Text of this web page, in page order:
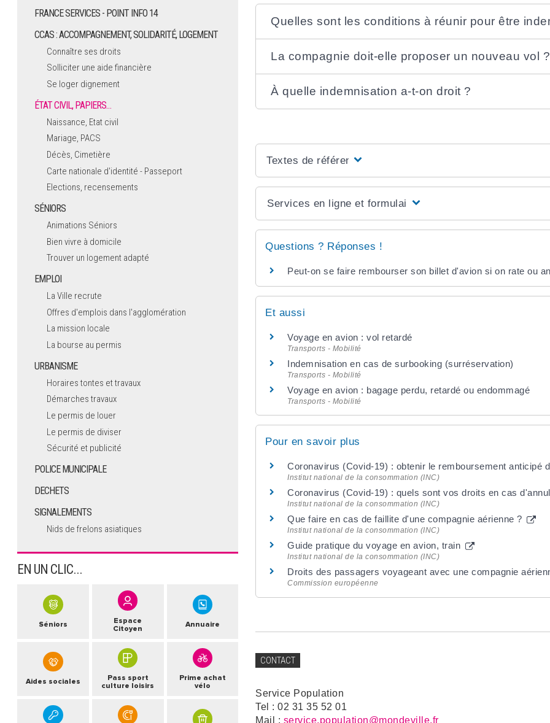
Quelles sont les conditions à réunir pour être
La compagnie doit-elle proposer un nouveau vol ?
À quelle indemnisation a-t-on droit ?
Textes de référence
Services en ligne et formulaires
Questions ? Réponses !
Peut-on se faire rembourser son billet d'avion si on rate ou
Et aussi
Voyage en avion : vol retardé
Transports - Mobilité
Indemnisation en cas de surbooking (surréservation)
Transports - Mobilité
Voyage en avion : bagage perdu, retardé ou endommagé
Transports - Mobilité
Pour en savoir plus
Coronavirus (Covid-19) : obtenir le remboursement anticipé
Institut national de la consommation (INC)
Coronavirus (Covid-19) : quels sont vos droits en cas
Institut national de la consommation (INC)
Que faire en cas de faillite d'une compagnie aérienne ?
Institut national de la consommation (INC)
Guide pratique du voyage en avion, train
Institut national de la consommation (INC)
Droits des passagers voyageant avec une compagnie
Commission européenne
CONTACT
Service Population
Tel : 02 31 35 52 01
Mail : service.population@mondeville.fr
FRANCE SERVICES - POINT INFO 14
CCAS : ACCOMPAGNEMENT, SOLIDARITÉ, LOGEMENT
Connaître ses droits
Solliciter une aide financière
Se loger dignement
ÉTAT CIVIL, PAPIERS…
Naissance, Etat civil
Mariage, PACS
Décès, Cimetière
Carte nationale d'identité - Passeport
Elections, recensements
SÉNIORS
Animations Séniors
Bien vivre à domicile
Trouver un logement adapté
EMPLOI
La Ville recrute
Offres d'emplois dans l'agglomération
La mission locale
La bourse au permis
URBANISME
Horaires tontes et travaux
Démarches travaux
Le permis de louer
Le permis de diviser
Sécurité et publicité
POLICE MUNICIPALE
DECHETS
SIGNALEMENTS
Nids de frelons asiatiques
EN UN CLIC...
Séniors
Espace
Citoyen
Annuaire
Aides sociales
Pass sport
culture loisirs
Prime achat
vélo